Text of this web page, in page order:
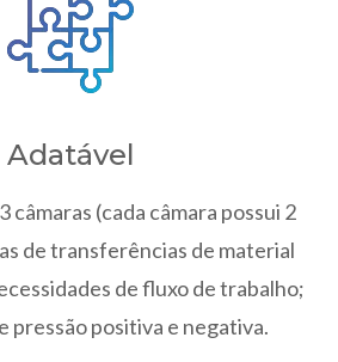
Adatável
câmaras (cada câmara possui 2
de transferências de material
de fluxo de trabalho;
pressão positiva e negativa.